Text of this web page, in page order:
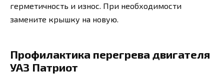
герметичность и износ. При необходимости
замените крышку на новую.
Профилактика перегрева двигателя
УАЗ Патриот